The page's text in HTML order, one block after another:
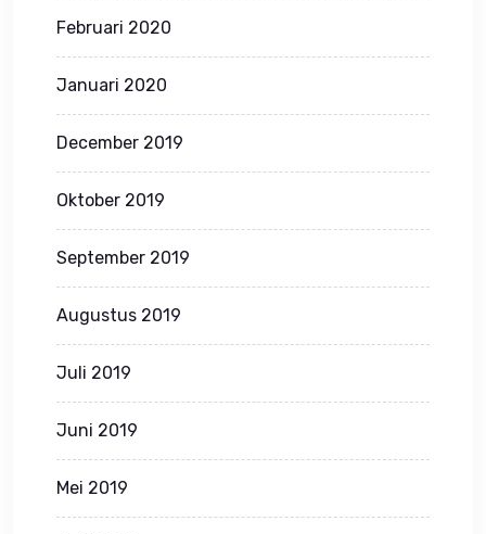
Februari 2020
Januari 2020
December 2019
Oktober 2019
September 2019
Augustus 2019
Juli 2019
Juni 2019
Mei 2019